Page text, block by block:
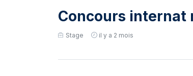
Concours internat
Stage il y a 2 mois